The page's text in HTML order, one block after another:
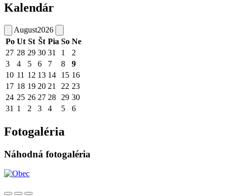
Kalendár
August2026
Po Ut St Št Pia So Ne
27 28 29 30 31 1
2
3
4 5 6 7 8
9
10 11 12 13 14 15 16
17 18 19 20 21 22 23
24 25 26 27 28 29 30
31 1 2 3 4 5 6
Fotogaléria
Náhodná fotogaléria